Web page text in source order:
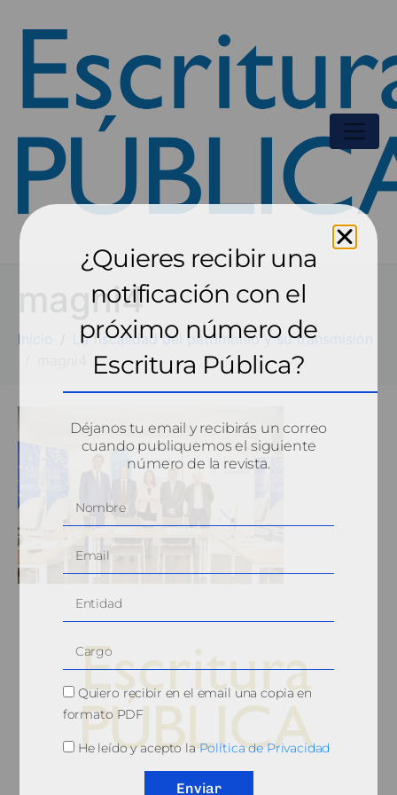
magni4
Inicio
La fiscalidad del patrimonio y su transmisión
© 2010, Consejo General del Notariado
¿Quieres recibir una
notificación con el
próximo número de
Escritura Pública?
Déjanos tu email y recibirás un correo
cuando publiquemos el siguiente
número de la revista.
Quiero recibir en el email una copia en
formato PDF
He leído y acepto laPolítica de Privacidad
Enviar